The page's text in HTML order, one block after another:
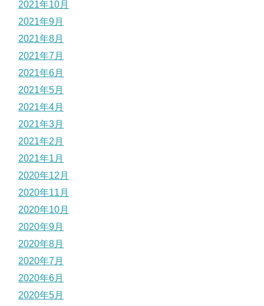
2021年10月
2021年9月
2021年8月
2021年7月
2021年6月
2021年5月
2021年4月
2021年3月
2021年2月
2021年1月
2020年12月
2020年11月
2020年10月
2020年9月
2020年8月
2020年7月
2020年6月
2020年5月